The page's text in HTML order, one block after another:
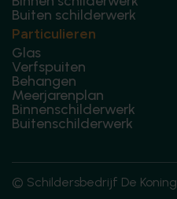
Buiten schilderwerk
Particulieren
Glas
Verfspuiten
Behangen
Meerjarenplan
Binnenschilderwerk
Buitenschilderwerk
© Schildersbedrijf De Koning